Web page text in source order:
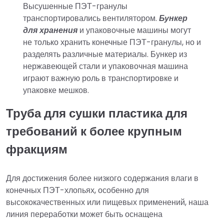
Высушенные ПЭТ-гранулы
транспортировались вентилятором. Бункер
для храненияи упаковочные машины могут
не только хранить конечные ПЭТ-гранулы, но и
разделять различные материалы. Бункер из
нержавеющей стали и упаковочная машина
играют важную роль в транспортировке и
упаковке мешков.
Труба для сушки пластика для
требований к более крупным
фракциям
Для достижения более низкого содержания влаги в
конечных ПЭТ-хлопьях, особенно для
высококачественных или пищевых применений, наша
линия переработки может быть оснащена